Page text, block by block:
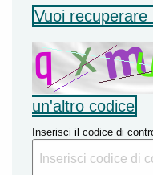
Vuoi recuperare
un'altro codice
Inserisci il codice di